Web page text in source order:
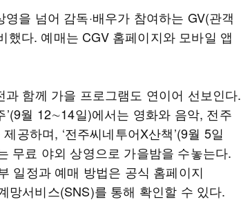
영을 넘어 감독·배우가 참여하는 GV(관객
했다. 예매는 CGV 홈페이지와 모바일 앱
함께 가을 프로그램도 연이어 선보인다.
’(9월 12∼14일)에서는 영화와 음악, 전주
공하며, ‘전주씨네투어X산책’(9월 5일
무료 야외 상영으로 가을밤을 수놓는다.
일정과 예매 방법은 공식 홈페이지
망서비스(SNS)를 통해 확인할 수 있다.